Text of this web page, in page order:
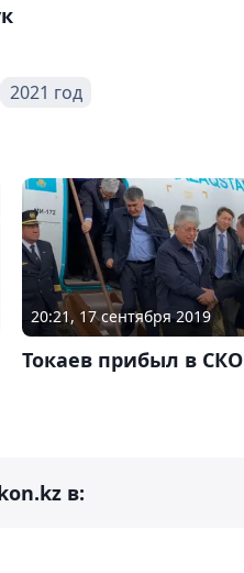
2021 год
20:21, 17 сентября 2019
Токаев прибыл в СКО
в: